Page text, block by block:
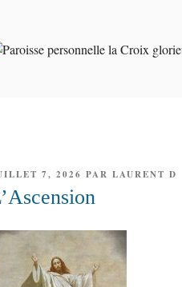
7, 2026 PAR LAURENT D